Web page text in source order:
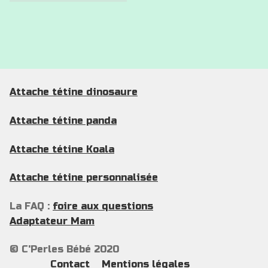
Attache tétine dinosaure
Attache tétine panda
Attache tétine Koala
Attache tétine personnalisée
La FAQ : foire aux questions
Adaptateur Mam
© C'Perles Bébé 2020
Contact
Mentions légales